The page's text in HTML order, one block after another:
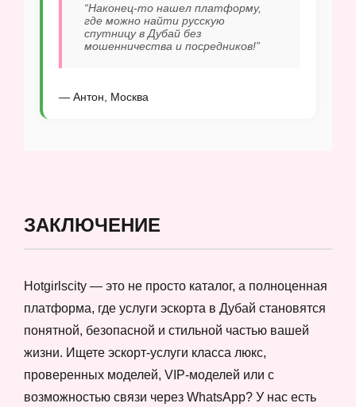
“Наконец-то нашел платформу,
где можно найти русскую
спутницу в Дубай без
мошенничества и посредников!”
— Антон, Москва
ЗАКЛЮЧЕНИЕ
Hotgirlscity — это не просто каталог, а полноценная
платформа, где услуги эскорта в Дубай становятся
понятной, безопасной и стильной частью вашей
жизни. Ищете эскорт-услуги класса люкс,
проверенных моделей, VIP-моделей или с
возможностью связи через WhatsApp? У нас есть